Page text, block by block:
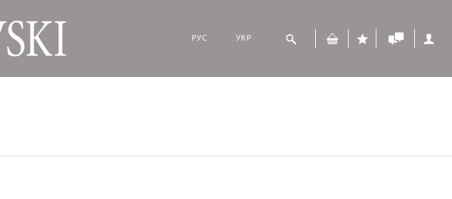
РУС УКР